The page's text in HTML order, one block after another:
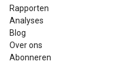
Rapporten
Analyses
Blog
Over ons
Abonneren